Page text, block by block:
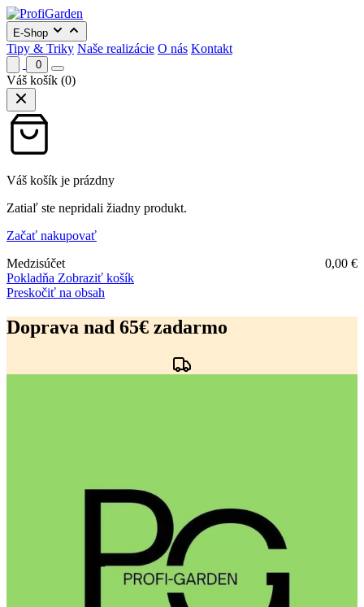
E-Shop
Tipy & Triky Naše realizácie O nás Kontakt
0
Váš košík (0)
Váš košík je prázdny
Zatiaľ ste nepridali žiadny produkt.
Začať nakupovať
Medzisúčet
0,00 €
Pokladňa Zobraziť košík
Preskočiť na obsah
Doprava nad 65€ zadarmo